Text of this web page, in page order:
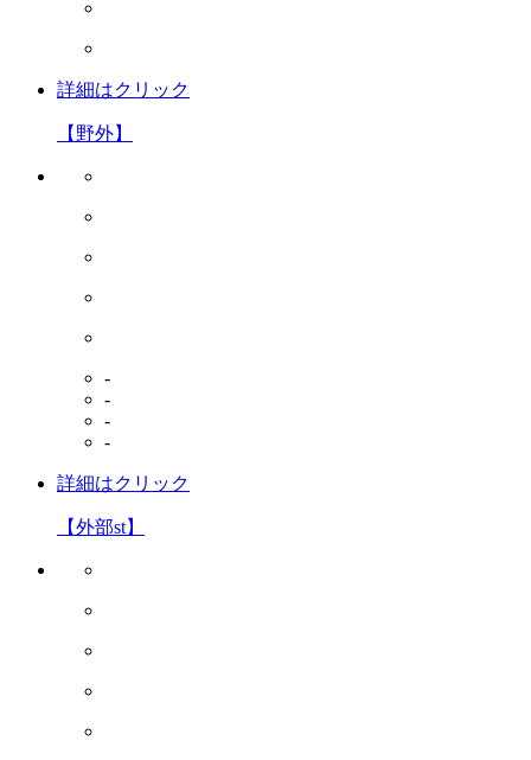
詳細はクリック
【野外】
-
-
-
-
詳細はクリック
【外部st】